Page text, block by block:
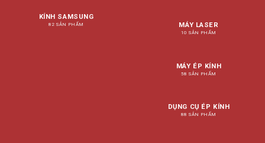
KÍNH SAMSUNG
82 SẢN PHẨM MÁY LASER
10 SẢN PHẨM
MÁY ÉP KÍNH
58 SẢN PHẨM
DỤNG CỤ ÉP KÍNH
88 SẢN PHẨM